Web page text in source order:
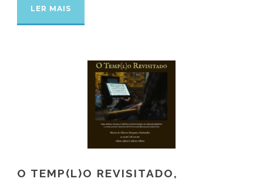
LER MAIS
O TEMP(L)O REVISITADO,